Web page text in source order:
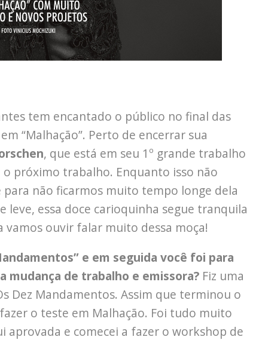
tem encantado o público no final das
“Malhação”. Perto de encerrar sua
, que está em seu 1º grande trabalho
o próximo trabalho. Enquanto isso não
não ficarmos muito tempo longe dela
leve, essa doce carioquinha segue tranquila
vamos ouvir falar muito dessa moça!
e em seguida você foi para
mudança de trabalho e emissora? Fiz uma
Dez Mandamentos. Assim que terminou o
o teste em Malhação. Foi tudo muito
aprovada e comecei a fazer o workshop de